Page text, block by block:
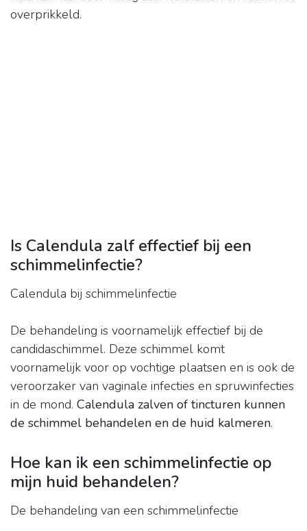
overprikkeld.
Is Calendula zalf effectief bij een
schimmelinfectie?
Calendula bij schimmelinfectie
De behandeling is voornamelijk effectief bij de
candidaschimmel. Deze schimmel komt
voornamelijk voor op vochtige plaatsen en is ook de
veroorzaker van vaginale infecties en spruwinfecties
in de mond. Calendula zalven of tincturen kunnen
de schimmel behandelen en de huid kalmeren.
Hoe kan ik een schimmelinfectie op
mijn huid behandelen?
De behandeling van een schimmelinfectie